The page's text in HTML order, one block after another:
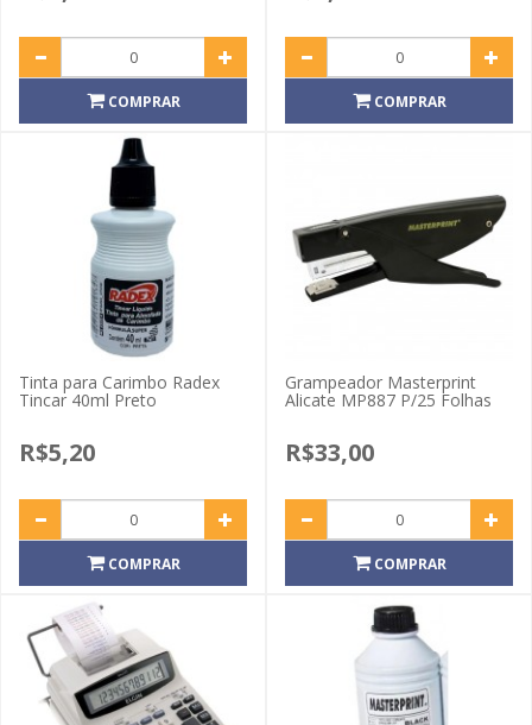
COMPRAR COMPRAR
Tinta para Carimbo Radex
Tincar 40ml Preto
R$5,20
COMPRAR
Grampeador Masterprint
Alicate MP887 P/25 Folhas
R$33,00
COMPRAR